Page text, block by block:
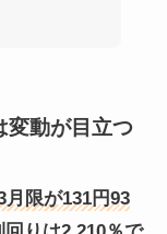
変動が目立つ
月限が131円93